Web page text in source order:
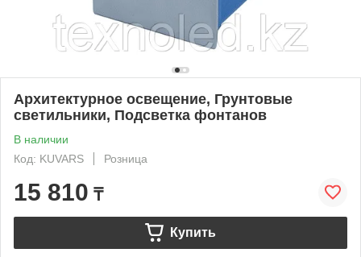
Архитектурное освещение, Грунтовые
светильники, Подсветка фонтанов
В наличии
Код: KUVARS
Розница
15 810 ₸
Купить